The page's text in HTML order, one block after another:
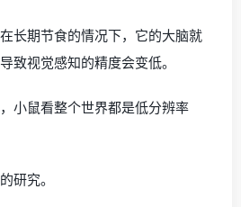
长期节食的情况下，它的大脑就
致视觉感知的精度会变低。
小鼠看整个世界都是低分辨率
研究。